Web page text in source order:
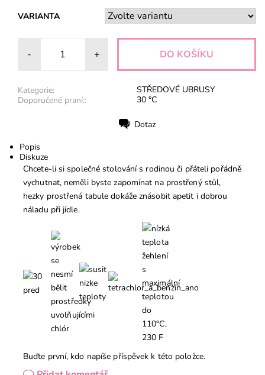
VARIANTA
- +
Kategorie:
STŘEDOVÉ UBRUSY
Doporučené praní::
30 °C
Dotaz
Popis
Diskuze
Chcete-li si společné stolování s rodinou či přáteli pořádně
vychutnat, neměli byste zapomínat na prostřený stůl,
hezky prostřená tabule dokáže znásobit apetit i dobrou
náladu při jídle.
Buďte první, kdo napíše příspěvek k této položce.